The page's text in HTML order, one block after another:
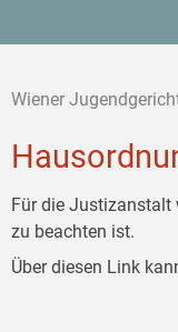
Wiener
Für die Justizanstalt
zu beachten ist.
Über diesen Link